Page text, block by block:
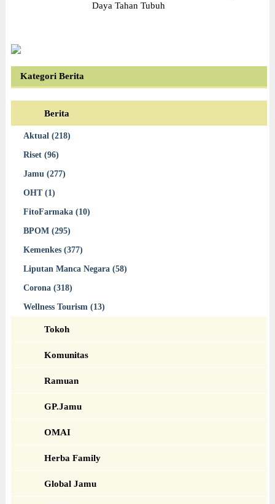
Daya Tahan Tubuh
Kategori Berita
Berita
Aktual (218)
Riset (96)
Jamu (277)
OHT (1)
FitoFarmaka (10)
BPOM (295)
Kemenkes (377)
Liputan Manca Negara (58)
Corona (318)
Wellness Tourism (13)
Tokoh
Komunitas
Ramuan
GP.Jamu
OMAI
Herba Family
Global Jamu